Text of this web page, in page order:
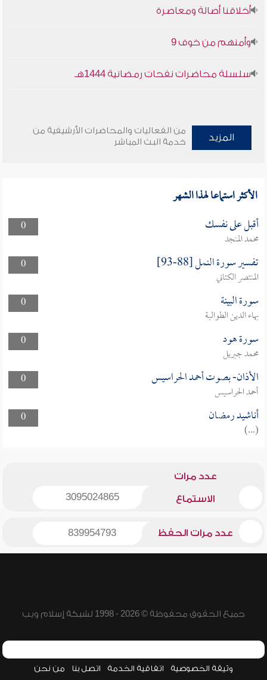
أخلاقنا أصالة ومعاصرة
وأمنهم من خوف 9
سلسلة محاضرات نفحات رمضانية 1444هـ
المزيد
من الفعاليات والمحاضرات الأرشيفية من
خدمة البث المباشر
الأكثر استماعا لهذا الشهر
0 أقبل على نفسك
محمد المنجد
0
تفسير سورة النمل [88-93]
المنتصر الكتاني
0
سورة البينة
بهاء الدين الطوالبة
0
سورة هود
محمد جبريل
0
الأذان- بصوت أحمد الحراسيس
أحمد الحراسيس
0
أناشيد رمضان
(...)
عدد مرات
الاستماع 3095024865
عدد مرات الحفظ 839954793
جميع الحقوق محفوظة © 2026 - 1998 لشبكة إسلام ويب
وثيقة الخصوصية اتفاقية الخدمة اتصل بنا من نحن